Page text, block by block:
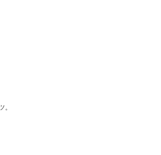
。